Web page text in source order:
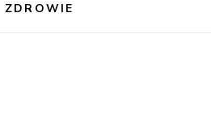
ZDROWIE